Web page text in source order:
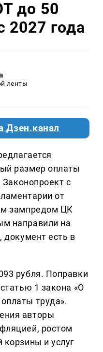
до 50
2027 года
ленты
Дзен.канал
размер оплаты
с
от
зампредом ЦК
направили на
документ есть в
рубля. Поправки
1 закона «О
труда».
авторы
ростом
корзины и услуг